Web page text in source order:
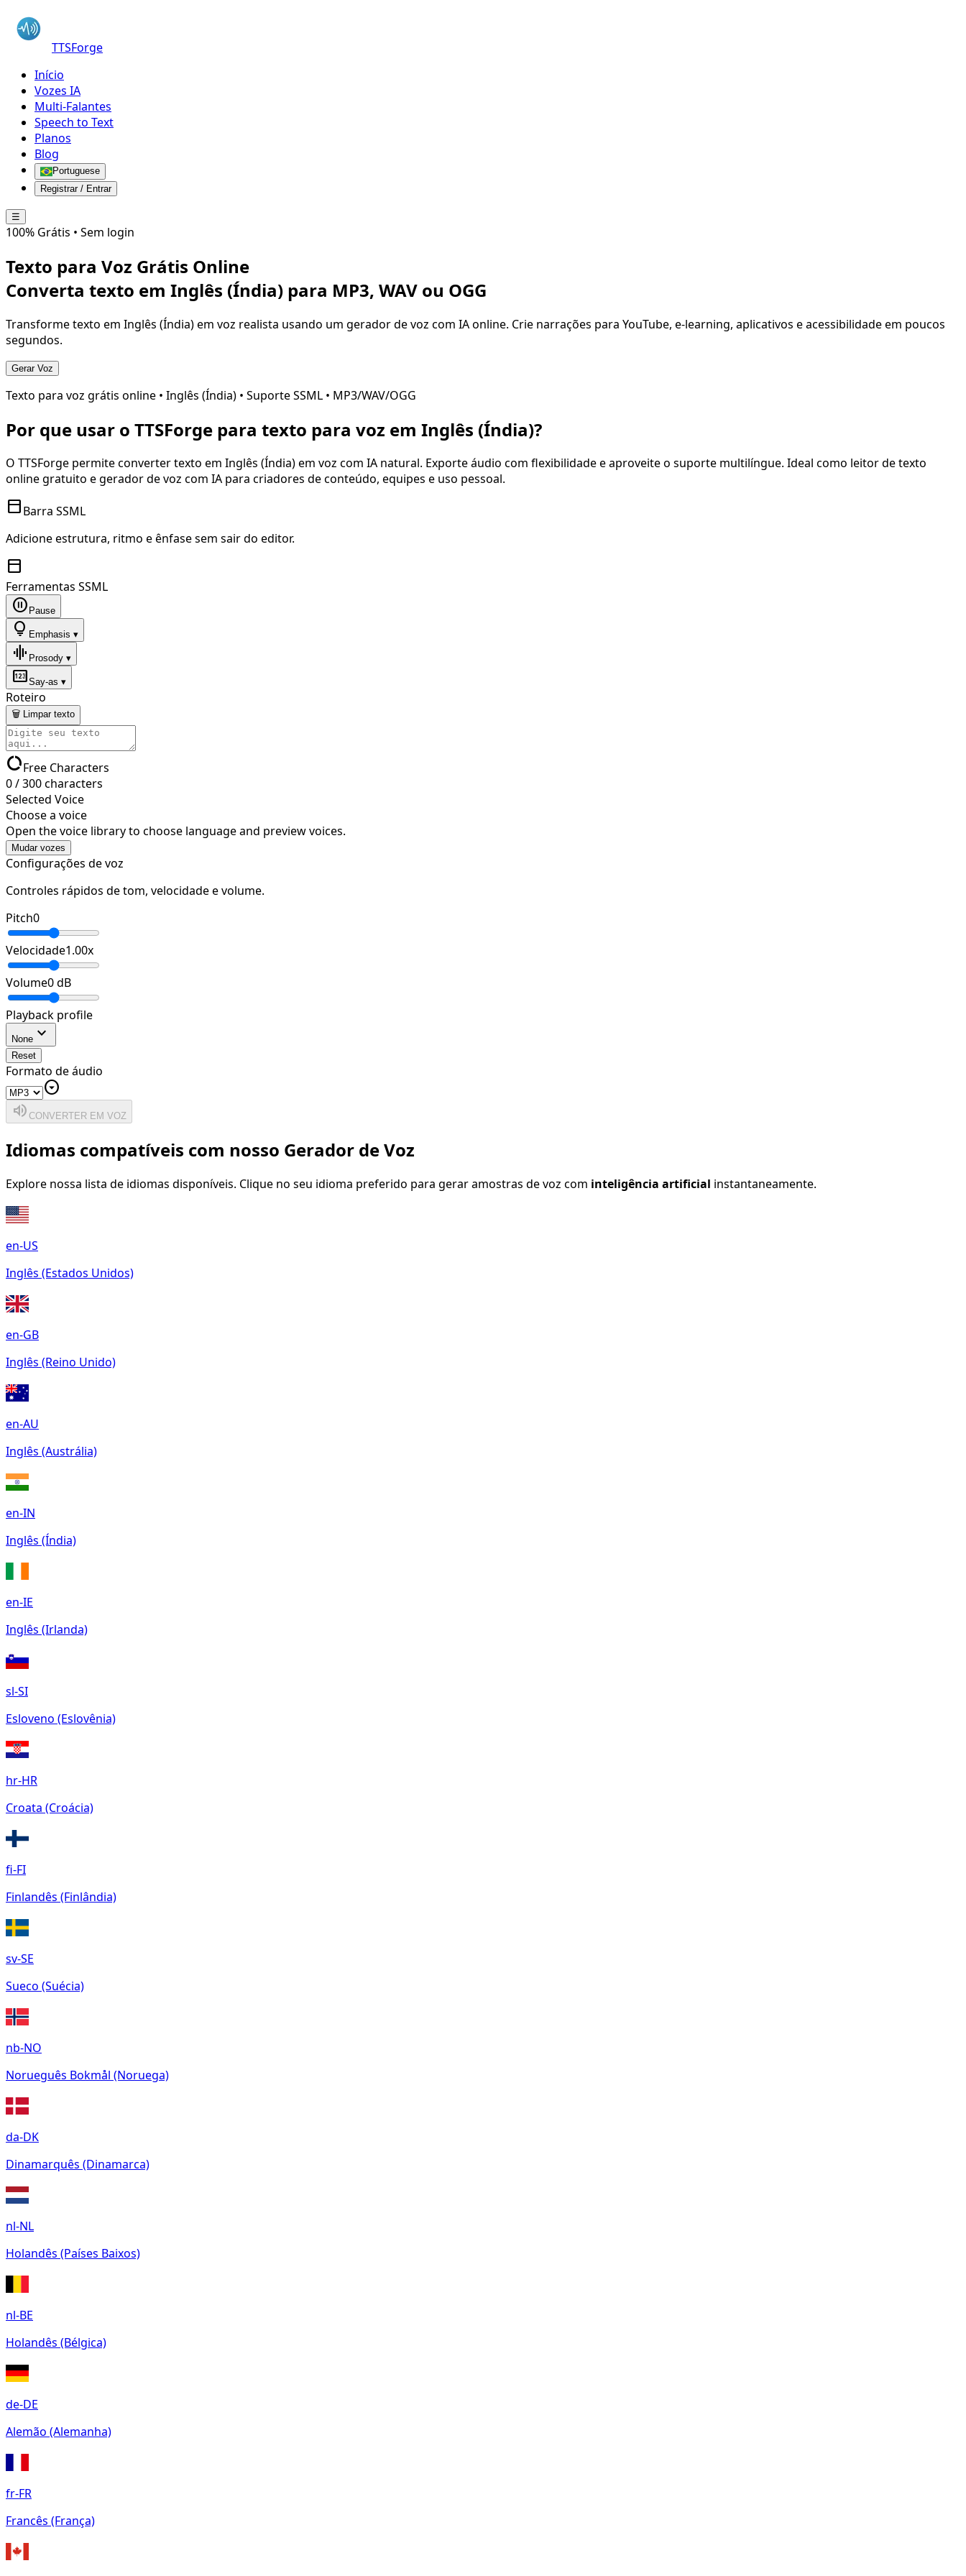
TTSForge
Início
Vozes IA
Multi-Falantes
Speech to Text
Planos
Blog
Portuguese
Registrar / Entrar
☰
100% Grátis • Sem login
Texto para Voz Grátis Online
Converta texto em Inglês (Índia) para MP3, WAV ou OGG
Transforme texto em Inglês (Índia)em voz realista usando um gerador de voz com IA online. Crie narrações para YouTube, e-learning, aplicativos e acessibilidade em poucos
segundos.
Gerar Voz
Texto para voz grátis online • Inglês (Índia) • Suporte SSML • MP3/WAV/OGG
Por que usar o TTSForge para texto para voz em Inglês (Índia)?
O TTSForge permite converter texto em Inglês (Índia)em voz com IA natural. Exporte áudio com flexibilidade e aproveite o suporte multilíngue. Ideal como leitor de texto
online gratuito e gerador de voz com IA para criadores de conteúdo, equipes e uso pessoal.
toolbarBarra SSML
Adicione estrutura, ritmo e ênfase sem sair do editor.
toolbar
Ferramentas SSML
pause_circle Pause
lightbulb Emphasis ▾
graphic_eq Prosody ▾
pinSay-as ▾
Roteiro
🗑 Limpar texto
data_usageFree Characters
0/300characters
Selected Voice
Choose a voice
Open the voice library to choose language and preview voices.
Mudar vozes
Configurações de voz
Controles rápidos de tom, velocidade e volume.
Pitch0
Velocidade1.00x
Volume0dB
Playback profile
None expand_more
Reset
Formato de áudio
arrow_drop_down_circle
volume_up CONVERTER EM VOZ
Idiomas compatíveis com nosso Gerador de Voz
Explore nossa lista de idiomas disponíveis. Clique no seu idioma preferido para gerar amostras de voz com inteligência artificial instantaneamente.
en-US
Inglês (Estados Unidos)
en-GB
Inglês (Reino Unido)
en-AU
Inglês (Austrália)
en-IN
Inglês (Índia)
en-IE
Inglês (Irlanda)
sl-SI
Esloveno (Eslovênia)
hr-HR
Croata (Croácia)
fi-FI
Finlandês (Finlândia)
sv-SE
Sueco (Suécia)
nb-NO
Norueguês Bokmål (Noruega)
da-DK
Dinamarquês (Dinamarca)
nl-NL
Holandês (Países Baixos)
nl-BE
Holandês (Bélgica)
de-DE
Alemão (Alemanha)
fr-FR
Francês (França)